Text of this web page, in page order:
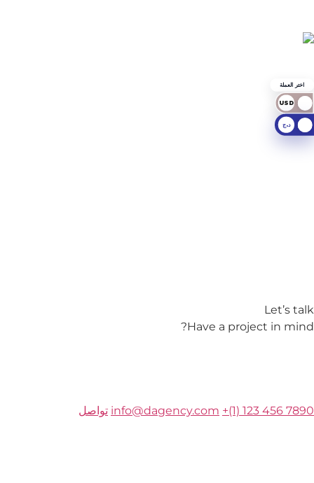
Let’s talk
Have a project in mind?
info@dagency.com +(1) 123 456 7890 تواصل
اختر العملة
USD
د.ج